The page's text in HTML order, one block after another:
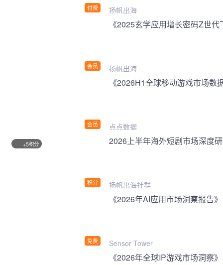
付费 扬帆出海
会员
《2025玄学应用增长密码Z世
扬帆出海
会员
《2026H1全球移动游戏市场数
点点数据
+5积分
积分
2026上半年海外短剧市场深度
扬帆出海社群
免费
《2026年AI应用市场洞察报告》
Sensor Tower
《2026年全球IP游戏市场洞察》